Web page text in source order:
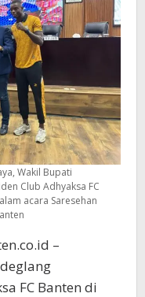
Wakil Bupati
Club Adhyaksa FC
acara Saresehan
–
FC Banten di